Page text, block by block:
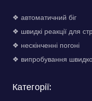
❖ автоматичний біг
❖ швидкі реакції для
❖ нескінченні погоні
❖ випробування
Категорії: